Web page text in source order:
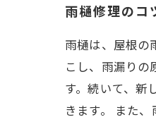
雨樋修理のコ
雨樋は、屋根の
こし、雨漏りの
す。続いて、新
きます。 また